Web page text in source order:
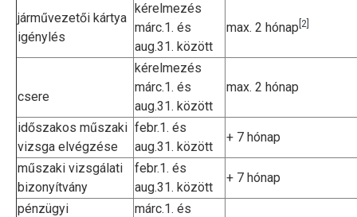
járművezetői kártya
igénylés
kérelmezés
márc.1. és
aug.31. között
max. 2 hónap [2]
csere
kérelmezés
márc.1. és
aug.31. között
max. 2 hónap
időszakos műszaki
vizsga elvégzése
febr.1. és
aug.31. között
+ 7 hónap
műszaki vizsgálati
bizonyítvány
febr.1. és
aug.31. között
+ 7 hónap
pénzügyi
márc.1. és